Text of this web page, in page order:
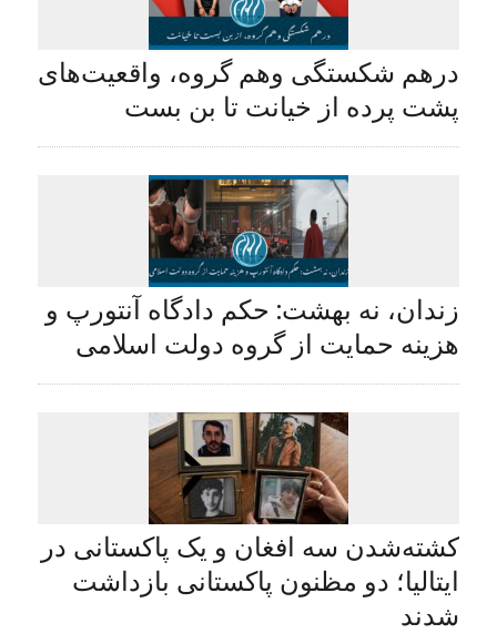
درهم ‌شکستگی وهم گروه، واقعیت‌های
پشت پرده از خیانت تا بن ‌بست
زندان، نه بهشت: حکم دادگاه آنتورپ و
هزینه حمایت از گروه دولت اسلامی
کشته‌شدن سه افغان و یک پاکستانی در
ایتالیا؛ دو مظنون پاکستانی بازداشت
شدند